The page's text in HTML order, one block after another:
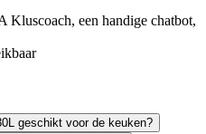
een handige chatbot,
geschikt voor de keuken?